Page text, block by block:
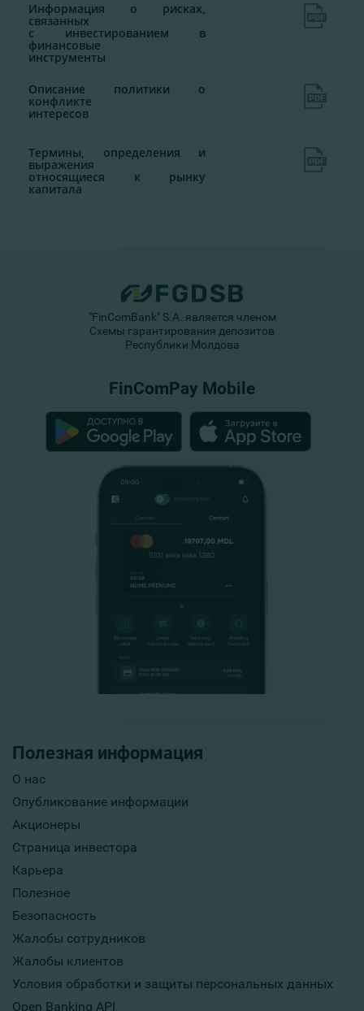
Информация о рисках,
связанных
с инвестированием в
финансовые
инструменты
Описание политики о
конфликте
интересов
Термины, определения и
выражения
относящиеся к рынку
капитала
Полезная информация
О нас
Опубликование информации
Акционеры
Страница инвестора
Карьера
Полезное
Безопасность
Жалобы сотрудников
Жалобы клиентов
Условия обработки и защиты персональных данных
Open Banking API
"FinComBank" S.A. является членом
Схемы гарантирования депозитов
Республики Молдова
FinComPay Mobile